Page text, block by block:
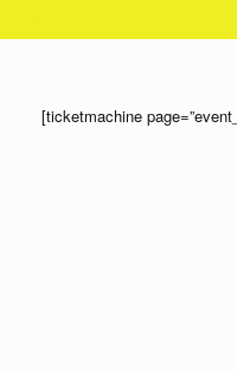
[ticketmachine